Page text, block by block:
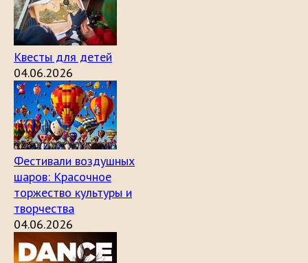
Квесты для детей
04.06.2026
Фестивали воздушных
шаров: Красочное
торжество культуры и
творчества
04.06.2026